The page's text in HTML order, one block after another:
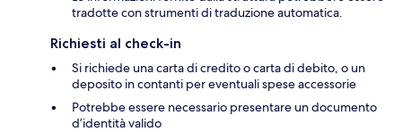
tradotte con strumenti di traduzione automatica.
Richiesti al check-in
Si richiede una carta di credito o carta di debito, o un
deposito in contanti per eventuali spese accessorie
Potrebbe essere necessario presentare un documento
d’identità valido